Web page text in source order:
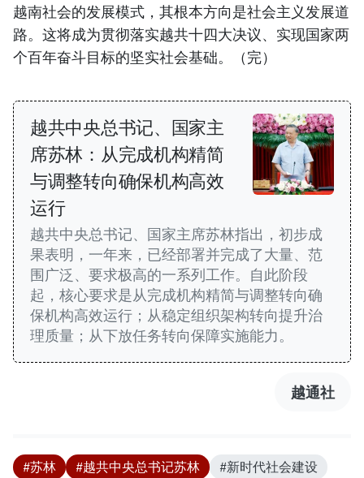
越南社会的发展模式，其根本方向是社会主义发展道
路。这将成为贯彻落实越共十四大决议、实现国家两
个百年奋斗目标的坚实社会基础。（完）
越共中央总书记、国家主
席苏林：从完成机构精简
与调整转向确保机构高效
运行
越共中央总书记、国家主席苏林指出，初步成
果表明，一年来，已经部署并完成了大量、范
围广泛、要求极高的一系列工作。自此阶段
起，核心要求是从完成机构精简与调整转向确
保机构高效运行；从稳定组织架构转向提升治
理质量；从下放任务转向保障实施能力。
越通社
#苏林 #越共中央总书记苏林
#新时代社会建设